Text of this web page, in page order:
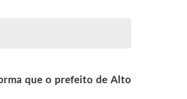
que o prefeito de Alto